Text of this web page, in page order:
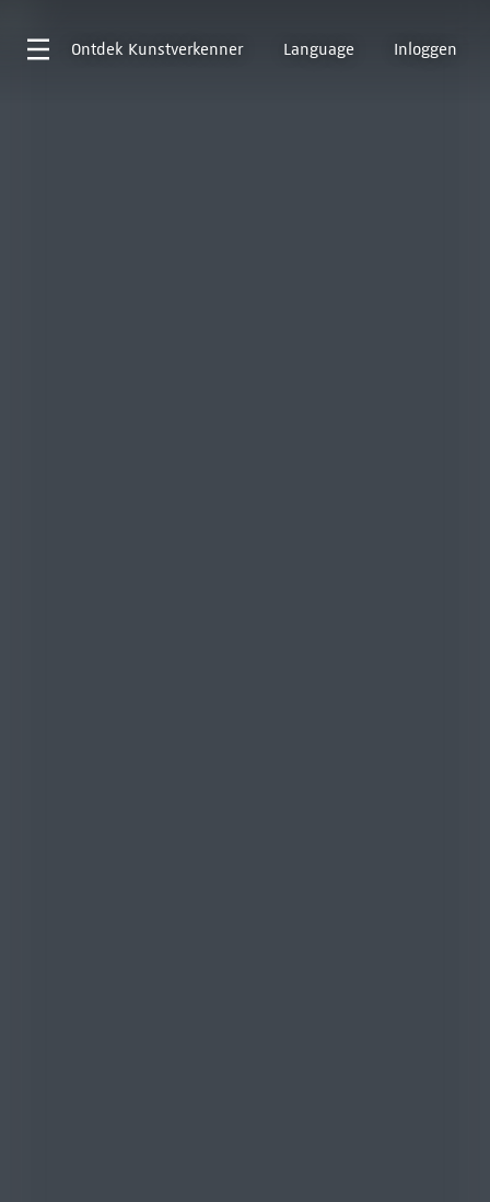
Ontdek Kunstverkenner Language Inloggen